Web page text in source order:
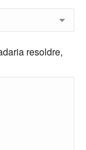
resoldre,